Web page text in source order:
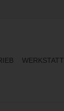
WERKSTATT